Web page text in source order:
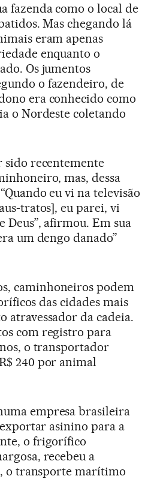
fazenda como o local de
Mas chegando lá
eram apenas
enquanto o
Os jumentos
o fazendeiro, de
era conhecido como
o Nordeste coletando
recentemente
mas, dessa
eu vi na televisão
tratos], eu parei, vi
Deus”, afirmou. Em sua
um dengo danado”
caminhoneiros podem
das cidades mais
da cadeia.
com registro para
o transportador
240 por animal
empresa brasileira
asinino para a
o frigorífico
recebeu a
o transporte marítimo